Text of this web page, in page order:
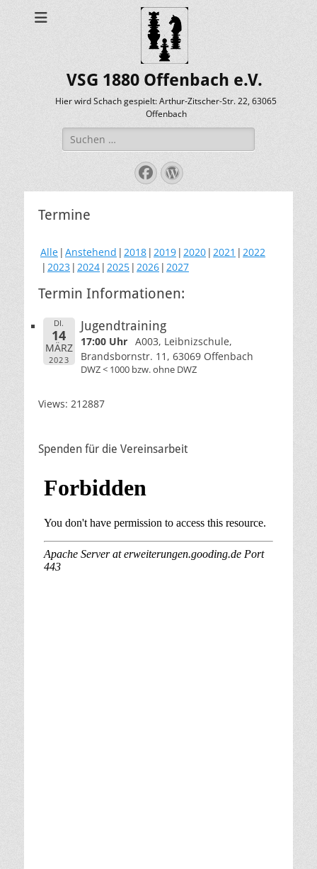
VSG 1880 Offenbach e.V.
Hier wird Schach gespielt: Arthur-Zitscher-Str. 22, 63065
Offenbach
Suche
nach:
Facebook
WordPress
Termine
Alle Anstehend 2018 2019 2020 2021
2022
2023 2024 2025 2026 2027
Termin Informationen:
DI.
14
MÄRZ
2023
Jugendtraining
17:00 Uhr A003, Leibnizschule,
Brandsbornstr. 11, 63069 Offenbach
DWZ < 1000 bzw. ohne DWZ
Views: 212887
Spenden für die Vereinsarbeit